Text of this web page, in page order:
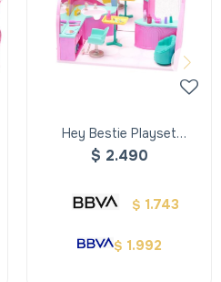
Hey Bestie Playset
Peluqueria Lush Y Lovely
$ 2.490
$ 1.743
$ 1.992